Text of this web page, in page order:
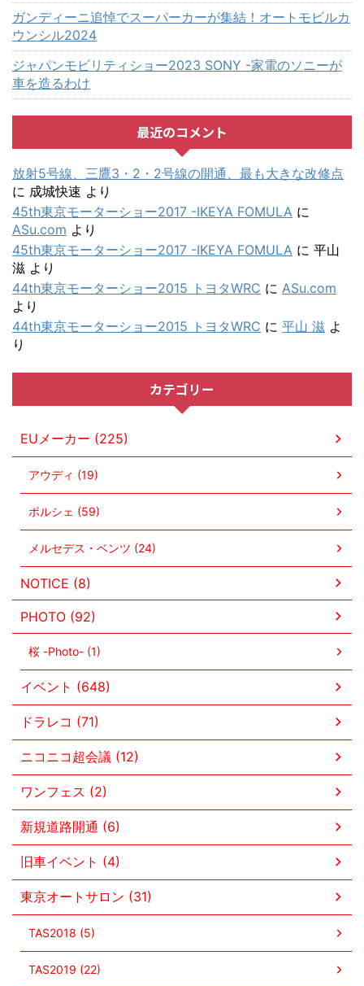
ガンディーニ追悼でスーパーカーが集結！オートモビルカ
ウンシル2024
ジャパンモビリティショー2023 SONY -家電のソニーが
車を造るわけ
最近のコメント
放射5号線、三鷹3・2・2号線の開通、最も大きな改修点
に 成城快速 より
45th東京モーターショー2017 -IKEYA FOMULA に
ASu.com より
45th東京モーターショー2017 -IKEYA FOMULA に 平山
滋 より
44th東京モーターショー2015 トヨタWRC に ASu.com
より
44th東京モーターショー2015 トヨタWRC に 平山 滋 よ
り
カテゴリー
EUメーカー (225)
アウディ (19)
ポルシェ (59)
メルセデス・ベンツ (24)
NOTICE (8)
PHOTO (92)
桜 -Photo- (1)
イベント (648)
ドラレコ (71)
ニコニコ超会議 (12)
ワンフェス (2)
新規道路開通 (6)
旧車イベント (4)
東京オートサロン (31)
TAS2018 (5)
TAS2019 (22)